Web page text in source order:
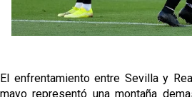
Kochorashvili, seria opción
del campo sevillista
El enfrentamiento entre Sevilla y
mayo representó una montaña